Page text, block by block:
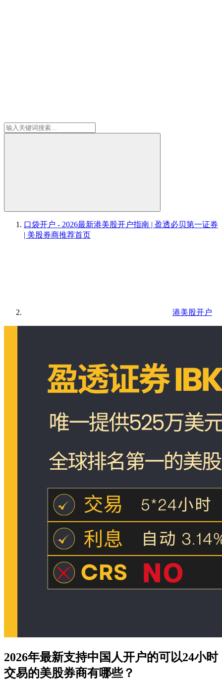
口袋开户 - 2026最新港美股开户指南 | 盈透必贝第一证券
| 美股券商推荐首页
港美股开户
2026年最新支持中国人开户的可以24小时
交易的美股券商有哪些？